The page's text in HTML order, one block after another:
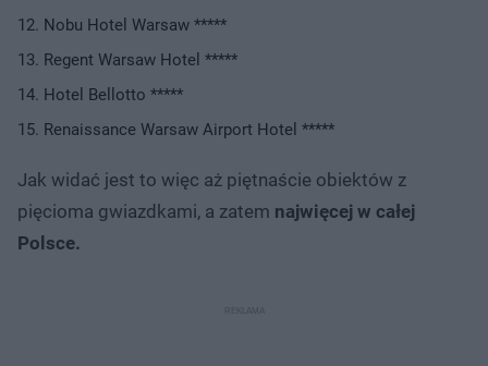
Nobu Hotel Warsaw *****
Regent Warsaw Hotel *****
Hotel Bellotto *****
Renaissance Warsaw Airport Hotel *****
Jak widać jest to więc aż piętnaście obiektów z
pięcioma gwiazdkami, a zatem najwięcej w całej
Polsce.